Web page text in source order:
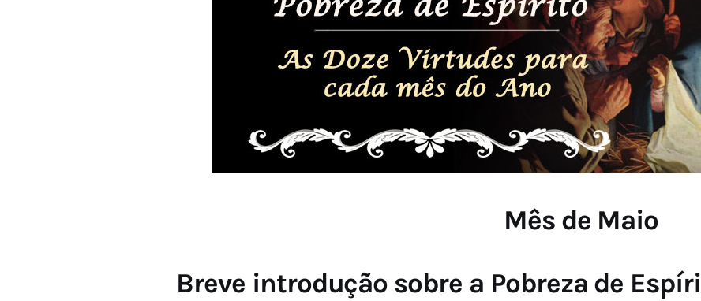
Mês de Maio
Breve introdução sobre a Pobreza de